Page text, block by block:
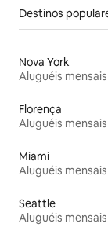
Destinos
Nova York
Aluguéis mensais
Florença
Aluguéis mensais
Miami
Aluguéis mensais
Seattle
Aluguéis mensais